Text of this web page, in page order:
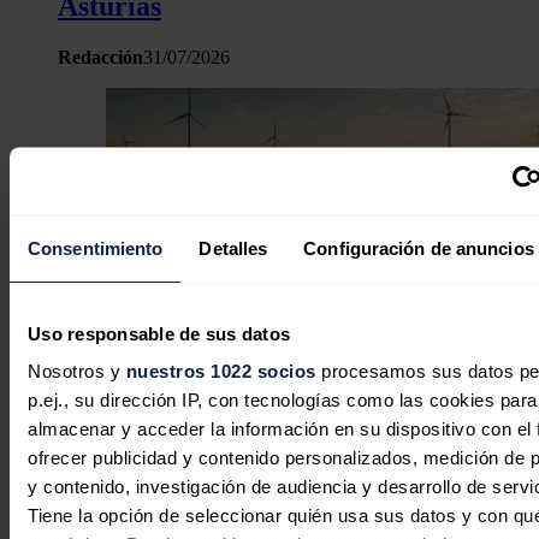
Consentimiento Detalles Configuración de anuncios
Uso responsable de sus datos
Nosotros y nuestros 1022 socios procesamos sus datos
p.ej., su dirección IP, con tecnologías como las cookies para
almacenar y acceder la información en su dispositivo con el
ofrecer publicidad y contenido personalizados, medición de
y contenido, investigación de audiencia y desarrollo de
Tiene la opción de seleccionar quién usa sus datos y con
Redacción31/07/2026
El almacenamiento energético entra
en la primera división de la industria